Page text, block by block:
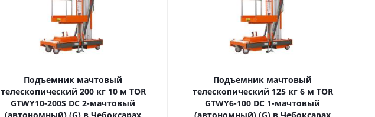
Подъемник мачтовый
телескопический 200 кг 10 м TOR
GTWY10-200S DC 2-мачтовый
Подъемник мачтовый
телескопический 125 кг 6 м TOR
GTWY6-100 DC 1-мачтовый